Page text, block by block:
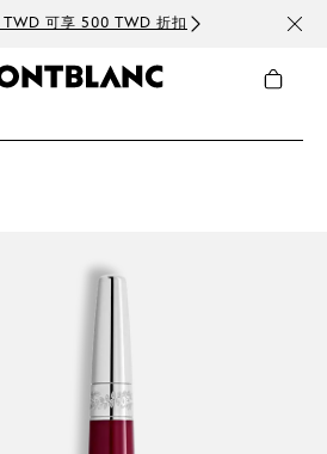
可享 500 TWD 折扣 免費